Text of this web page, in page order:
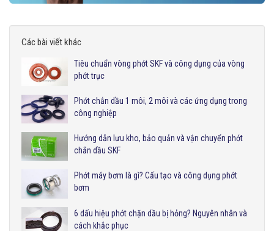
Các bài viết khác
Tiêu chuẩn vòng phớt SKF và công dụng của vòng
phớt trục
Phớt chắn dầu 1 môi, 2 môi và các ứng dụng trong
công nghiệp
Hướng dẫn lưu kho, bảo quản và vận chuyển phớt
chắn dầu SKF
Phớt máy bơm là gì? Cấu tạo và công dụng phớt
bơm
6 dấu hiệu phớt chặn dầu bị hỏng? Nguyên nhân và
cách khắc phục